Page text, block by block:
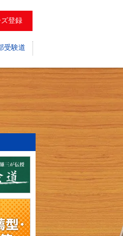
登録
受験道